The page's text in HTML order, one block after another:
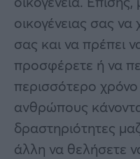
οικογένειας σας να
σας και να πρέπει
προσφέρετε ή να
περισσότερο
ανθρώπους
δραστηριότητες
άλλη να θελήσετε